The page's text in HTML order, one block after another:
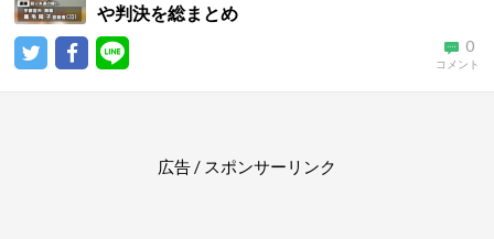
や判決を総まとめ
0
コメント
広告 / スポンサーリンク